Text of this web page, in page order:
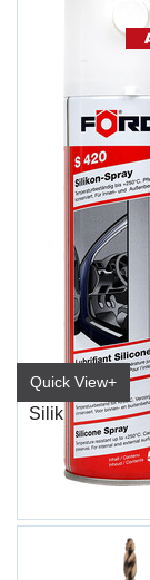
Quick View+
6536